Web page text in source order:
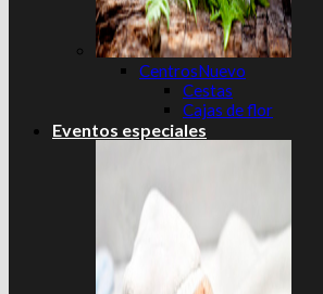
Centros
Cestas
Cajas de flor
Eventos especiales